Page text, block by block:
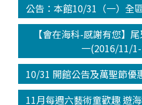
公告：本館10/31（一）全
【會在海科-感謝有您】
一(2016/11/
10/31 開館公告及萬聖節優
11月每週六藝術童歡趣 遊